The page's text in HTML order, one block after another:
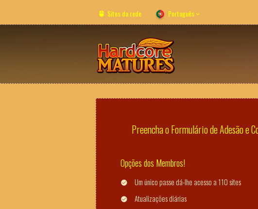
Sites da rede Português
Preencha o Formulário de Adesão e
Opções dos Membros!
Um único passe dá-lhe acesso a 110 sites
Atualizações diárias